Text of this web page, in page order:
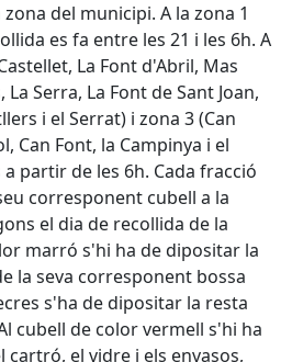
del municipi. A la zona 1
es fa entre les 21 i les 6h. A
La Font d'Abril, Mas
Serra, La Font de Sant Joan,
i el Serrat) i zona 3 (Can
Can Font, la Campinya i el
partir de les 6h. Cada fracció
corresponent cubell a la
el dia de recollida de la
marró s'hi ha de dipositar la
la seva corresponent bossa
s'ha de dipositar la resta
cubell de color vermell s'hi ha
cartró, el vidre i els envasos,